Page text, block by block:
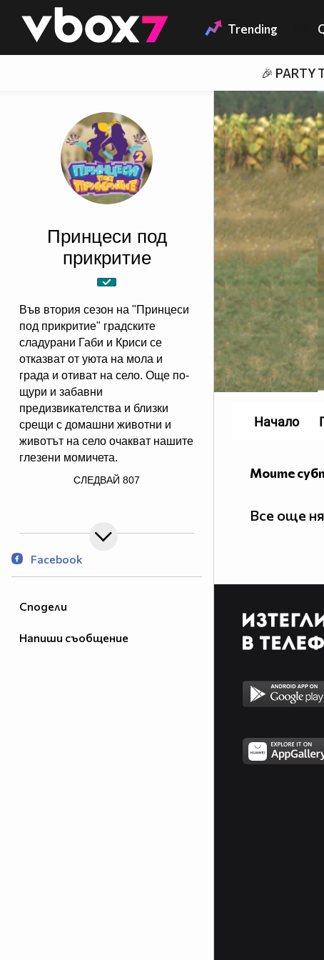
👾 Trending
🎉 PARTY
Сподели
Напиши съобщение
Принцеси под
прикритие
Във втория сезон на "Принцеси
под прикритие" градските
сладурани Габи и Криси се
отказват от уюта на мола и
града и отиват на село. Още по-
щури и забавни
предизвикателства и близки
срещи с домашни животни и
животът на село очакват нашите
глезени момичета.
/> Не изпускайте, ще бъде
СЛЕДВАЙ 807
Facebook
Моите
Все още
Начало